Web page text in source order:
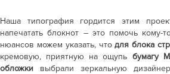
Наша типография гордится этим
напечатать блокнот – это помочь кому-
нюансов можем указать, чтодля блока
кремовую, приятную на ощупь бумагу
обложки выбрали зеркальную